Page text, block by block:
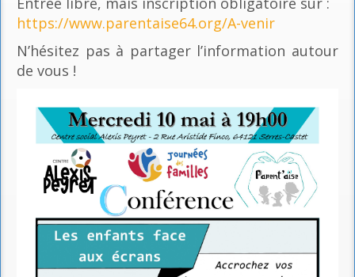
https://www.parentaise64.org/A-venir
N’hésitez pas à partager l’information autour
de vous !